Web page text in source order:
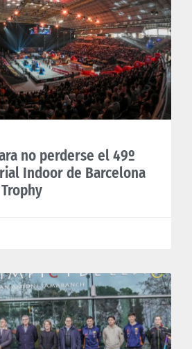
no perderse el 49º
Indoor de Barcelona